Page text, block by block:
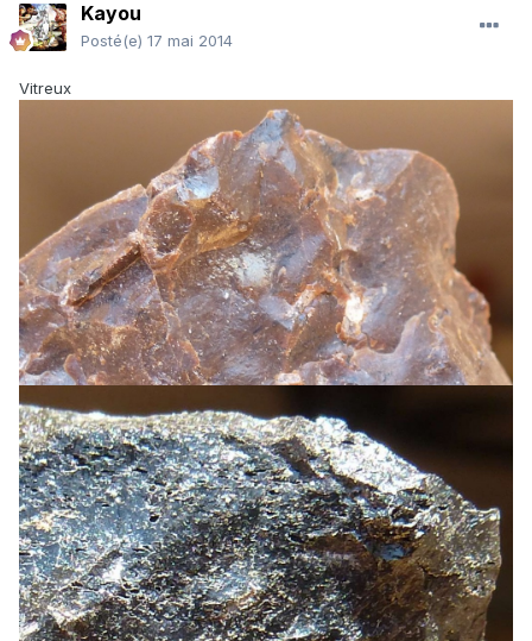
Kayou
Posté(e) 17 mai 2014
Vitreux